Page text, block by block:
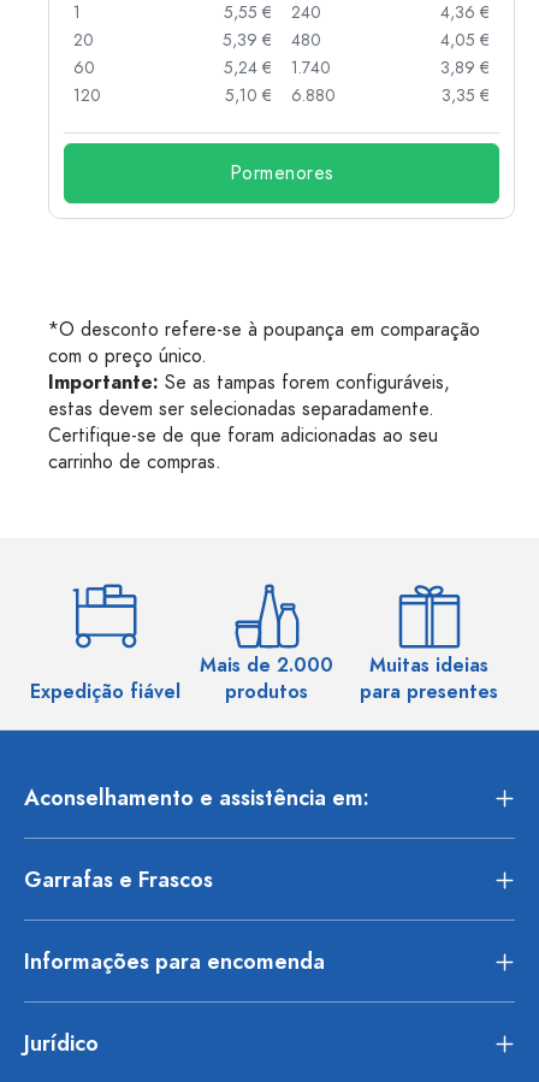
1
5,55 €
20
5,39 €
60
5,24 €
120
5,10 €
240
4,36 €
480
4,05 €
1.740
3,89 €
6.880
3,35 €
Pormenores
*O desconto refere-se à poupança em comparação
com o preço único.
Importante: Se as tampas forem configuráveis,
estas devem ser selecionadas separadamente.
Certifique-se de que foram adicionadas ao seu
carrinho de compras.
Expedição fiável
Mais de 2.000
produtos
Muitas ideias
para presentes
Aconselhamento e assistência em:
Garrafas e Frascos
Informações para encomenda
Jurídico